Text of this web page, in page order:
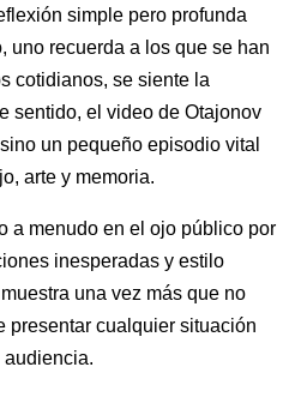
simple pero profunda
uno recuerda a los que se han
cotidianos, se siente la
sentido, el video de Otajonov
un pequeño episodio vital
arte y memoria.
a menudo en el ojo público por
inesperadas y estilo
una vez más que no
presentar cualquier situación
audiencia.